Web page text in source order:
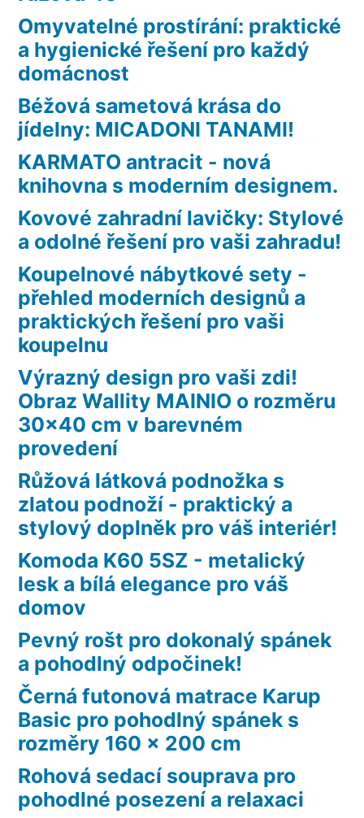
Omyvatelné prostírání: praktické
a hygienické řešení pro každý
domácnost
Béžová sametová krása do
jídelny: MICADONI TANAMI!
KARMATO antracit - nová
knihovna s moderním designem.
Kovové zahradní lavičky: Stylové
a odolné řešení pro vaši zahradu!
Koupelnové nábytkové sety -
přehled moderních designů a
praktických řešení pro vaši
koupelnu
Výrazný design pro vaši zdi!
Obraz Wallity MAINIO o rozměru
30×40 cm v barevném
provedení
Růžová látková podnožka s
zlatou podnoží - praktický a
stylový doplněk pro váš interiér!
Komoda K60 5SZ - metalický
lesk a bílá elegance pro váš
domov
Pevný rošt pro dokonalý spánek
a pohodlný odpočinek!
Černá futonová matrace Karup
Basic pro pohodlný spánek s
rozměry 160 x 200 cm
Rohová sedací souprava pro
pohodlné posezení a relaxaci